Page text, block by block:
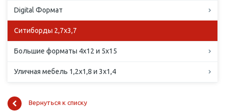
Digital Формат
Ситиборды 2,7х3,7
Большие форматы 4х12 и 5х15
Уличная мебель 1,2х1,8 и 3х1,4
Вернуться к списку